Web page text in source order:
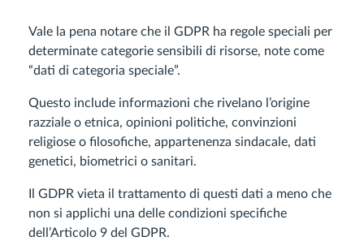
Vale la pena notare che il GDPR ha regole speciali per
determinate categorie sensibili di risorse, note come
“dati di categoria speciale”.
Questo include informazioni che rivelano l’origine
razziale o etnica, opinioni politiche, convinzioni
religiose o filosofiche, appartenenza sindacale, dati
genetici, biometrici o sanitari.
Il GDPR vieta il trattamento di questi dati a meno che
non si applichi una delle condizioni specifiche
dell’Articolo 9 del GDPR.